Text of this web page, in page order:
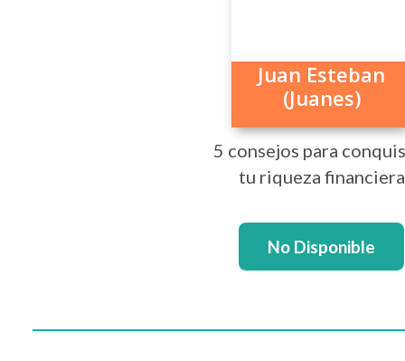
Juan Esteban
(Juanes)
5 consejos para
tu riqueza financiera
No Disponible